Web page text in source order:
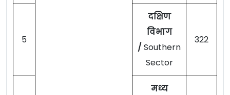
5
दक्षिण
विभाग
/ Southern
Sector
322
मध्य